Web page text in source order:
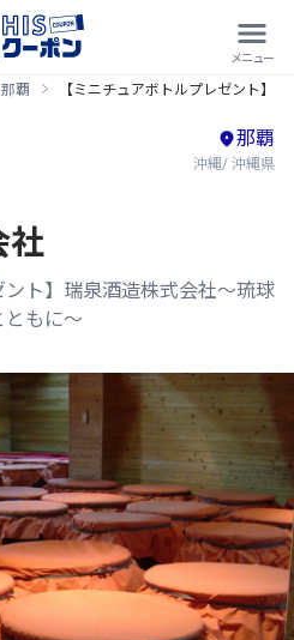
那覇 【ミニチュアボトルプレゼント】
那覇
沖縄/ 沖縄県
社
ント】瑞泉酒造株式会社～琉球
ともに～